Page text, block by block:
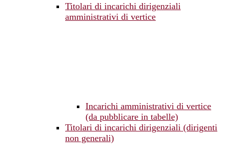
Titolari di incarichi dirigenziali
amministrativi di vertice
Incarichi amministrativi di vertice
(da pubblicare in tabelle)
Titolari di incarichi dirigenziali (dirigenti
non generali)